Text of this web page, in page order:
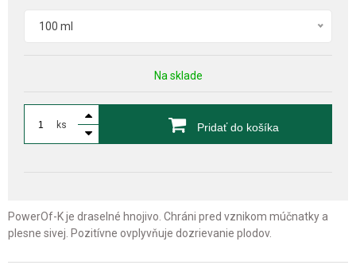
100 ml
Na sklade
ks Pridať do košíka
PowerOf-K je draselné hnojivo. Chráni pred vznikom múčnatky a
plesne sivej. Pozitívne ovplyvňuje dozrievanie plodov.